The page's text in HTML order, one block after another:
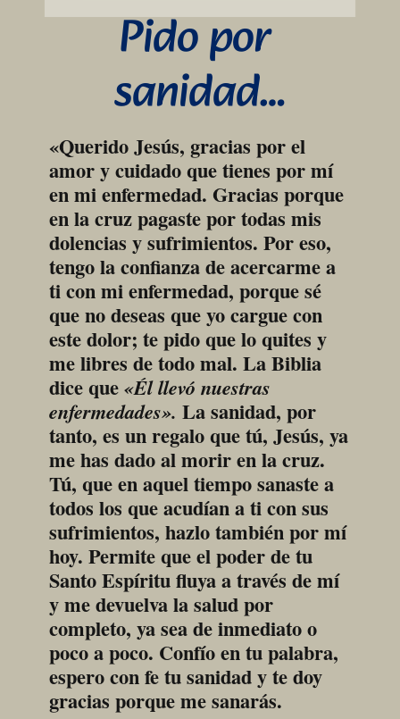
Pido por
sanidad…
«Querido Jesús, gracias por el
amor y cuidado que tienes por mí
en mi enfermedad. Gracias porque
en la cruz pagaste por todas mis
dolencias y sufrimientos. Por eso,
tengo la confianza de acercarme a
ti con mi enfermedad, porque sé
que no deseas que yo cargue con
este dolor; te pido que lo quites y
me libres de todo mal. La Biblia
dice que «Él llevó nuestras
enfermedades». La sanidad, por
tanto, es un regalo que tú, Jesús, ya
me has dado al morir en la cruz.
Tú, que en aquel tiempo sanaste a
todos los que acudían a ti con sus
sufrimientos, hazlo también por mí
hoy. Permite que el poder de tu
Santo Espíritu fluya a través de mí
y me devuelva la salud por
completo, ya sea de inmediato o
poco a poco. Confío en tu palabra,
espero con fe tu sanidad y te doy
gracias porque me sanarás.